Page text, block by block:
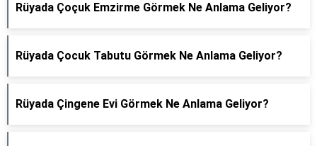
Rüyada Çoçuk Emzirme Görmek Ne Anlama Geliyor?
Rüyada Çocuk Tabutu Görmek Ne Anlama Geliyor?
Rüyada Çingene Evi Görmek Ne Anlama Geliyor?